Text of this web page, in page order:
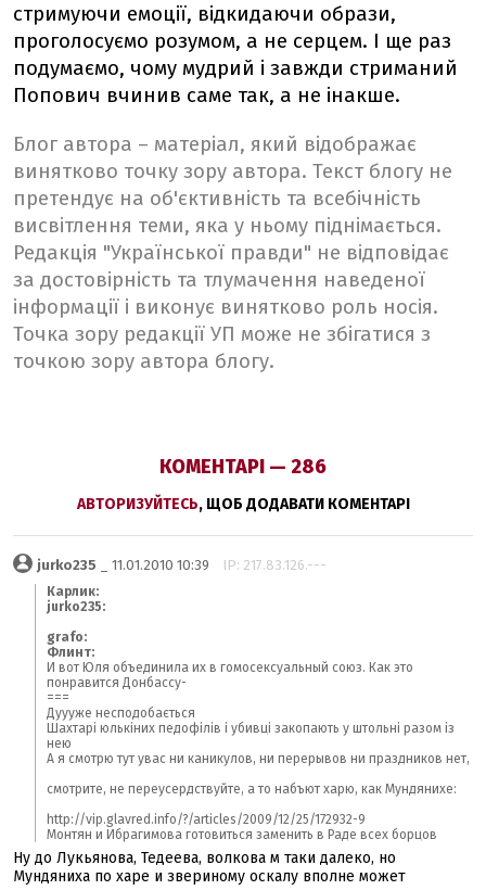
стримуючи емоції, відкидаючи образи,
проголосуємо розумом, а не серцем. І ще раз
подумаємо, чому мудрий і завжди стриманий
Попович вчинив саме так, а не інакше.
Блог автора – матеріал, який відображає
винятково точку зору автора. Текст блогу не
претендує на об'єктивність та всебічність
висвітлення теми, яка у ньому піднімається.
Редакція "Української правди" не відповідає
за достовірність та тлумачення наведеної
інформації і виконує винятково роль носія.
Точка зору редакції УП може не збігатися з
точкою зору автора блогу.
КОМЕНТАРІ — 286
АВТОРИЗУЙТЕСЬ, ЩОБ ДОДАВАТИ КОМЕНТАРІ
jurko235 _ 11.01.2010 10:39 IP: 217.83.126.---
Карлик:
jurko235:
grafo:
Флинт:
И вот Юля объединила их в гомосексуальный союз. Как это
понравится Донбассу-
===
Дуууже несподобається
Шахтарі юлькіних педофілів і убивці закопають у штольні разом із
нею
А я смотрю тут увас ни каникулов, ни перерывов ни праздников нет,
смотрите, не переусердствуйте, а то набъют харю, как Мундянихе:
http://vip.glavred.info/?/articles/2009/12/25/172932-9
Монтян и Ибрагимова готовиться заменить в Раде всех борцов
Ну до Лукьянова, Тедеева, волкова м таки далеко, но
Мундяниха по харе и звериному оскалу вполне может